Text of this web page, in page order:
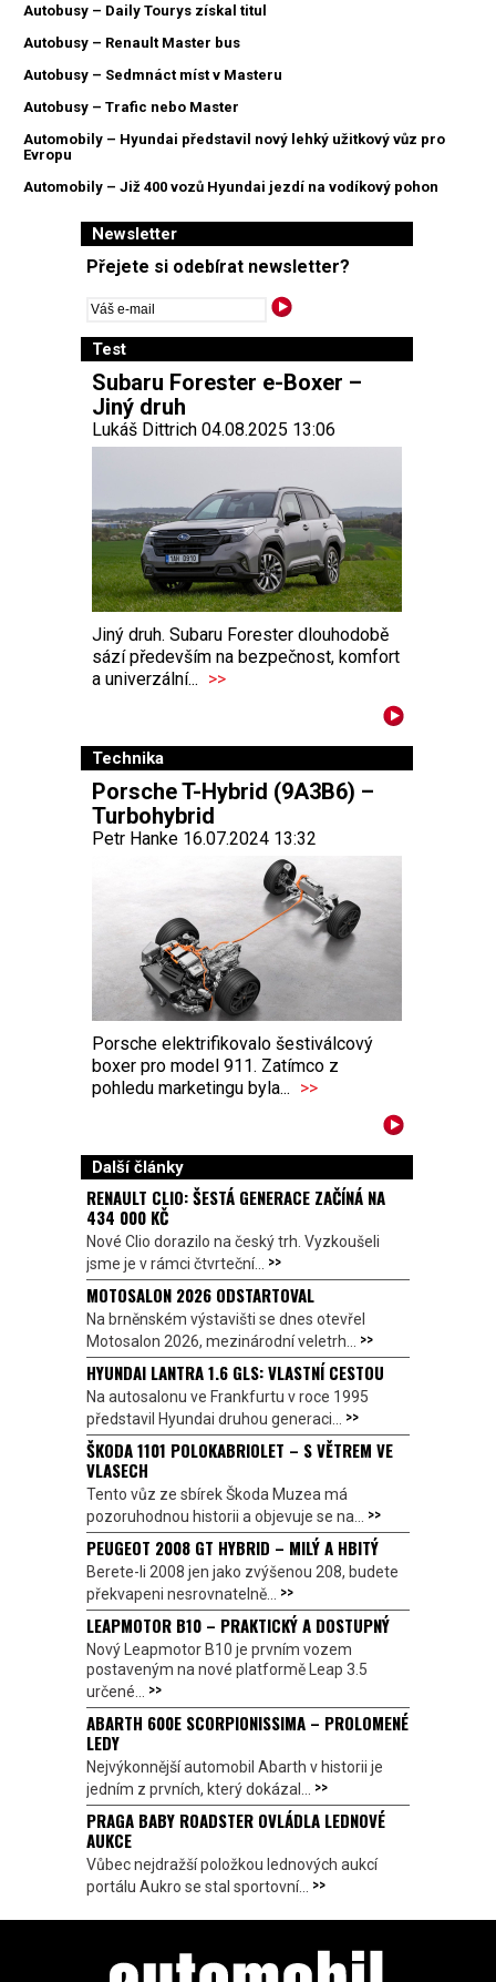
Autobusy – Daily Tourys získal titul
Autobusy – Renault Master bus
Autobusy – Sedmnáct míst v Masteru
Autobusy – Trafic nebo Master
Automobily – Hyundai představil nový lehký užitkový vůz pro
Evropu
Automobily – Již 400 vozů Hyundai jezdí na vodíkový pohon
Newsletter
Přejete si odebírat newsletter?
Test
Subaru Forester e-Boxer –
Jiný druh
Lukáš Dittrich 04.08.2025 13:06
Jiný druh. Subaru Forester dlouhodobě
sází především na bezpečnost, komfort
a univerzální... >>
Technika
Porsche T-Hybrid (9A3B6) –
Turbohybrid
Petr Hanke 16.07.2024 13:32
Porsche elektrifikovalo šestiválcový
boxer pro model 911. Zatímco z
pohledu marketingu byla... >>
Další články
RENAULT CLIO: ŠESTÁ GENERACE ZAČÍNÁ NA
434 000 KČ
Nové Clio dorazilo na český trh. Vyzkoušeli
jsme je v rámci čtvrteční... >>
MOTOSALON 2026 ODSTARTOVAL
Na brněnském výstavišti se dnes otevřel
Motosalon 2026, mezinárodní veletrh... >>
HYUNDAI LANTRA 1.6 GLS: VLASTNÍ CESTOU
Na autosalonu ve Frankfurtu v roce 1995
představil Hyundai druhou generaci... >>
ŠKODA 1101 POLOKABRIOLET – S VĚTREM VE
VLASECH
Tento vůz ze sbírek Škoda Muzea má
pozoruhodnou historii a objevuje se na... >>
PEUGEOT 2008 GT HYBRID – MILÝ A HBITÝ
Berete-li 2008 jen jako zvýšenou 208, budete
překvapeni nesrovnatelně... >>
LEAPMOTOR B10 – PRAKTICKÝ A DOSTUPNÝ
Nový Leapmotor B10 je prvním vozem
postaveným na nové platformě Leap 3.5
určené... >>
ABARTH 600E SCORPIONISSIMA – PROLOMENÉ
LEDY
Nejvýkonnější automobil Abarth v historii je
jedním z prvních, který dokázal... >>
PRAGA BABY ROADSTER OVLÁDLA LEDNOVÉ
AUKCE
Vůbec nejdražší položkou lednových aukcí
portálu Aukro se stal sportovní... >>